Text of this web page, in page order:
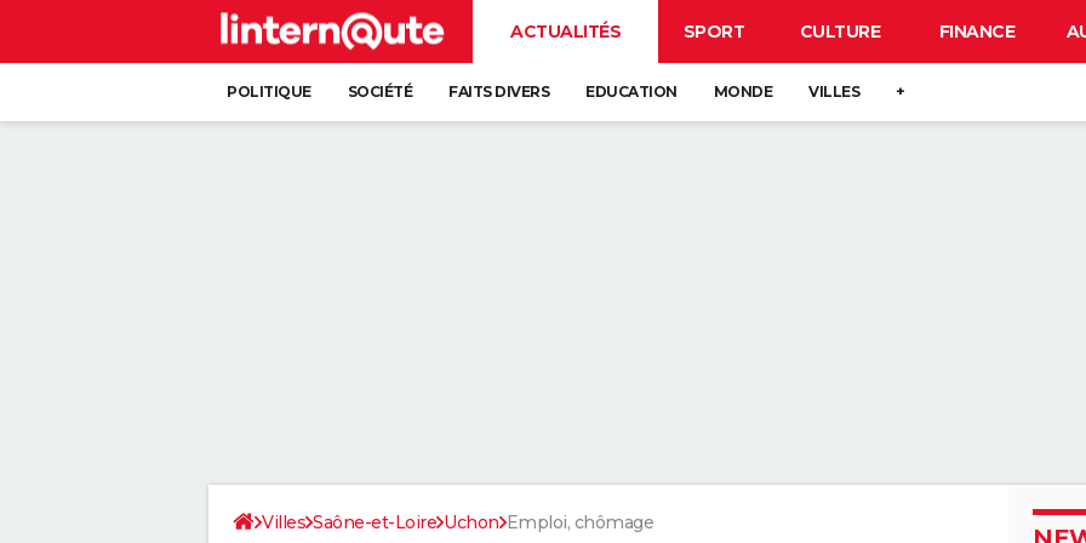
ACTUALITÉS SPORT CULTURE FINANCE
POLITIQUE SOCIÉTÉ FAITS DIVERS EDUCATION MONDE VILLES +
Villes Saône-et-Loire Uchon Emploi, chômage